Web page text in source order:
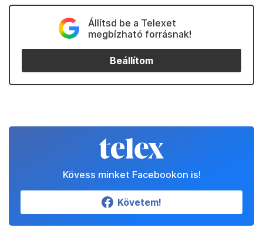
Állítsd be a Telexet
megbízható forrásnak!
Beállítom
Kövess minket Facebookon is!
Követem!